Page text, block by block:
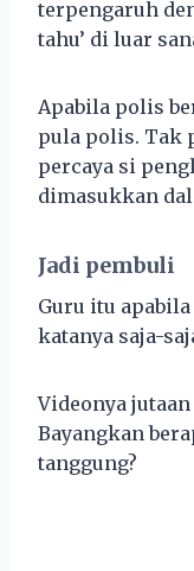
terpengaruh
tahu’ di luar
Apabila polis
pula polis. Tak
percaya si
dimasukkan
Jadi pembuli
Guru itu
katanya saja-
Videonya
Bayangkan
tanggung?